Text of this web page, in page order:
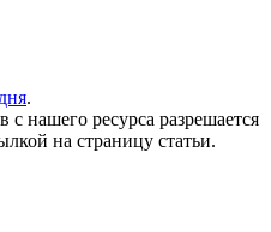
.
нашего ресурса разрешается
на страницу статьи.